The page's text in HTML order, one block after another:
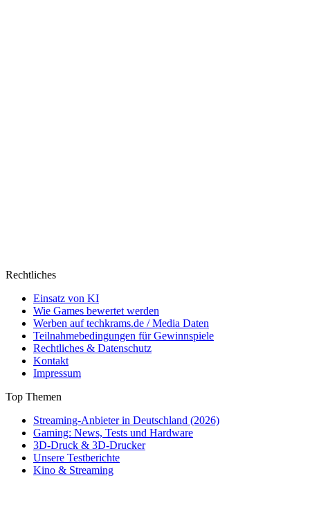
Rechtliches
Einsatz von KI
Wie Games bewertet werden
Werben auf techkrams.de / Media Daten
Teilnahmebedingungen für Gewinnspiele
Rechtliches & Datenschutz
Kontakt
Impressum
Top Themen
Streaming-Anbieter in Deutschland (2026)
Gaming: News, Tests und Hardware
3D-Druck & 3D-Drucker
Unsere Testberichte
Kino & Streaming